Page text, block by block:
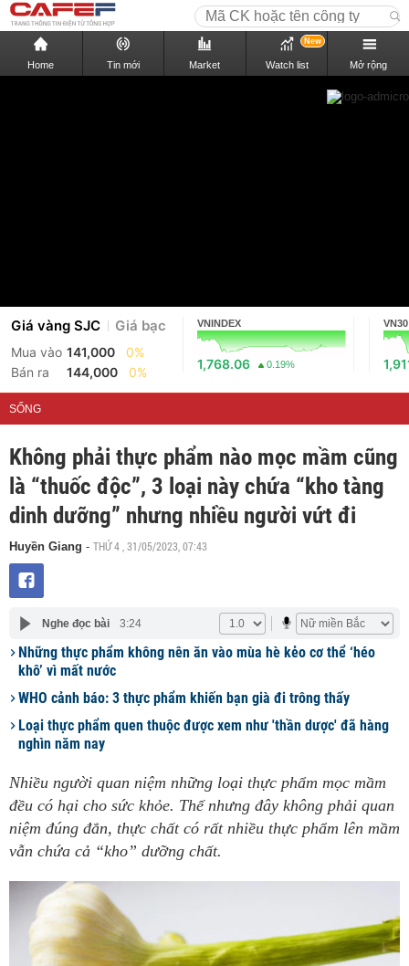
Home Tin mới Market Watch list
New
Mở rộng
Giá vàng SJC Giá bạc
Mua vào 141,000
0%
Bán ra
144,000 0%
VNINDEX
1,768.06 0.19%
VN30
SỐNG
Không phải thực phẩm nào mọc mầm cũng
là “thuốc độc”, 3 loại này chứa “kho tàng
dinh dưỡng” nhưng nhiều người vứt đi
Huyền Giang - THỨ 4 , 31/05/2023, 07:43
Nghe đọc bài 3:24
Những thực phẩm không nên ăn vào mùa hè kẻo cơ thể ‘héo
khô’ vì mất nước
WHO cảnh báo: 3 thực phẩm khiến bạn già đi trông thấy
Loại thực phẩm quen thuộc được xem như 'thần dược' đã hàng
nghìn năm nay
Nhiều người quan niệm những loại thực phẩm mọc mầm
đều có hại cho sức khỏe. Thế nhưng đây không phải quan
niệm đúng đắn, thực chất có rất nhiều thực phẩm lên mầm
vẫn chứa cả “kho” dưỡng chất.